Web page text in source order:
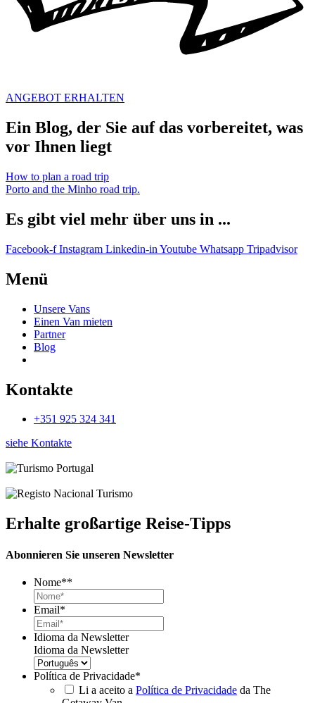
ANGEBOT ERHALTEN
Ein Blog, der Sie auf das vorbereitet, was
vor Ihnen liegt
How to plan a road trip
Porto and the Minho road trip.
Es gibt viel mehr über uns in ...
Facebook-f Instagram Linkedin-in Youtube Whatsapp Tripadvisor
Menü
Unsere Vans
Einen Van mieten
Partner
Blog
Kontakte
+351 925 324 341
siehe Kontakte
Erhalte großartige Reise-Tipps
Abonnieren Sie unseren Newsletter
Nome**
Email*
Idioma da Newsletter
Idioma da Newsletter
Política de Privacidade*
Li a aceito a Política de Privacidade da The